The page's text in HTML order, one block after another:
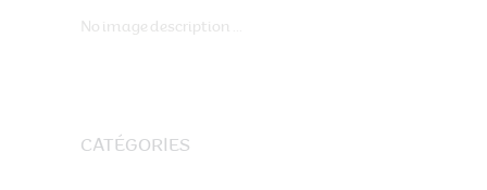
No image description ...
CATÉGORIES